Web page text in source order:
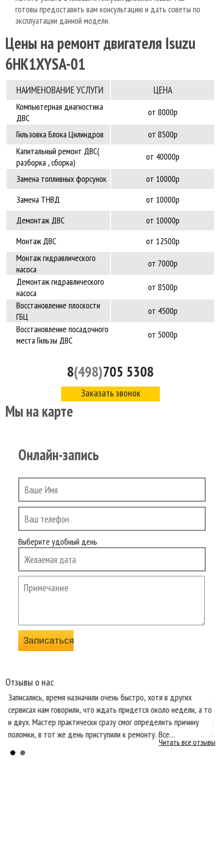
готовы предоставить вам консультацию и дать советы по
эксплуатации данной модели.
Цены на ремонт двигателя Isuzu
6HK1XYSA-01
НАИМЕНОВАНИЕ УCЛУГИ ЦЕНА
Компьютерная диагностика
ДВС
от 8000р
Гильзовка Блока Цилиндров
от 8500р
Капитальный ремонт ДВС(
разборка , сборка)
от 40000р
Замена топливных форсунок
от 10000р
Замена ТНВД
от 10000р
Демонтаж ДВС
от 10000р
Монтаж ДВС
от 12500р
Монтаж гидравлического
насоса
от 7000р
Демонтаж гидравлического
насоса
от 8500р
Восстановление плоскости
ГБЦ
от 4500р
Восстановление посадочного
места Гильзы ДВС
от 5000р
8(498)705 5308
Заказать звонок
Мы на карте
Онлайн-запись
Выберите удобный день
Отзывы о нас
Записались, время назначили очень быстро, хотя в других
сервисах нам говорили, что ждать придется около недели, а то
и двух. Мастер практически сразу смог определить причину
поломки, в тот же день приступили к ремонту. Все
необходимые запчасти оказались в наличии, что очень
порадовало.
Читать все отзывы